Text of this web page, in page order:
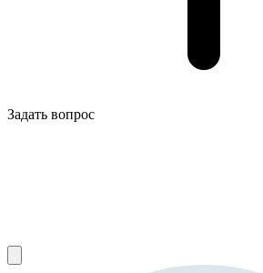
Задать вопрос